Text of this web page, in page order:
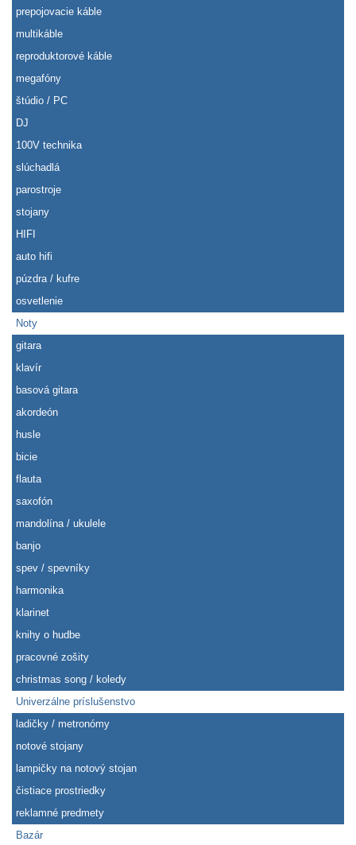
prepojovacie káble
multikáble
reproduktorové káble
megafóny
štúdio / PC
DJ
100V technika
slúchadlá
parostroje
stojany
HIFI
auto hifi
púzdra / kufre
osvetlenie
Noty
gitara
klavír
basová gitara
akordeón
husle
bicie
flauta
saxofón
mandolína / ukulele
banjo
spev / spevníky
harmonika
klarinet
knihy o hudbe
pracovné zošity
christmas song / koledy
Univerzálne príslušenstvo
ladičky / metronómy
notové stojany
lampičky na notový stojan
čistiace prostriedky
reklamné predmety
Bazár